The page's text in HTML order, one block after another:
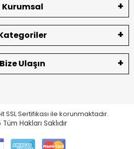
Kurumsal
Bize Ulaşın
SSL Sertifikası ile korunmaktadır.
Tüm Hakları Saklıdır